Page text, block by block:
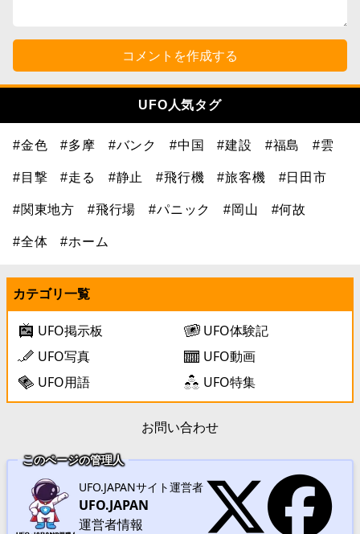
コメントを作成する
UFO人気タグ
#金色 #多摩 #バンク #中国 #建設 #福島 #雲
#目撃 #走る #静止 #飛行機 #旅客機 #日田市
#関東地方 #飛行場 #パニック #岡山 #何故
#全体 #ホーム
カテゴリ一覧
UFO掲示板
UFO体験記
UFO写真
UFO動画
UFO用語
UFO特集
お問い合わせ
このページの管理人
UFO.JAPANサイト運営者
UFO.JAPAN
運営者情報